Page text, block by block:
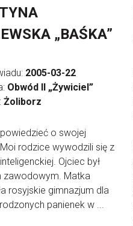
„BAŚKA”
2005-03-22
Obwód II „Żywiciel”
Żoliborz
o swojej
rodzice wywodzili się z
Ojciec był
zawodowym. Matka
rosyjskie gimnazjum dla
panienek w ...